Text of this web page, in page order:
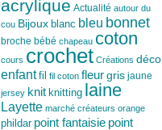
acrylique Actualité autour du
cou Bijoux blanc bleu bonnet
broche bébé chapeau coton
cours crochet Créations déco
enfant fil fil coton fleur gris jaune
jersey knit knitting laine
Layette marché créateurs orange
phildar point fantaisie point